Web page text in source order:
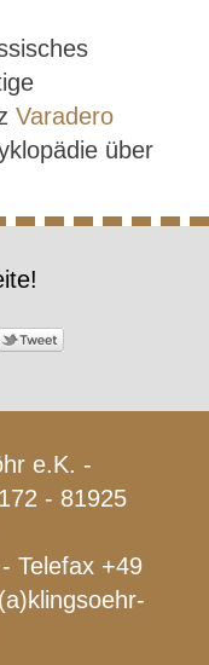
Varadero
über
e.K. -
- 81925
Telefax +49